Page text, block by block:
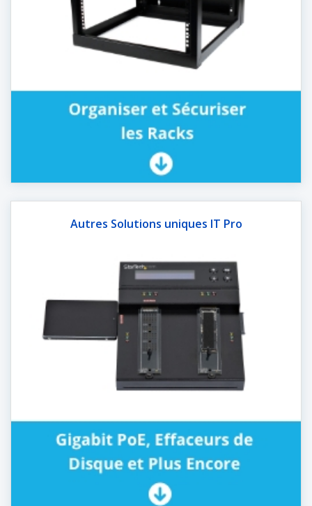
Autres Solutions uniques IT Pro